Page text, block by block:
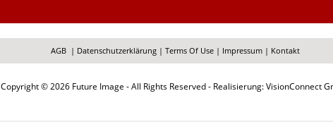
AGB | Datenschutzerklärung| Terms Of Use| Impressum| Kontakt
Copyright © 2026 Future Image - All Rights Reserved - Realisierung: VisionConnect